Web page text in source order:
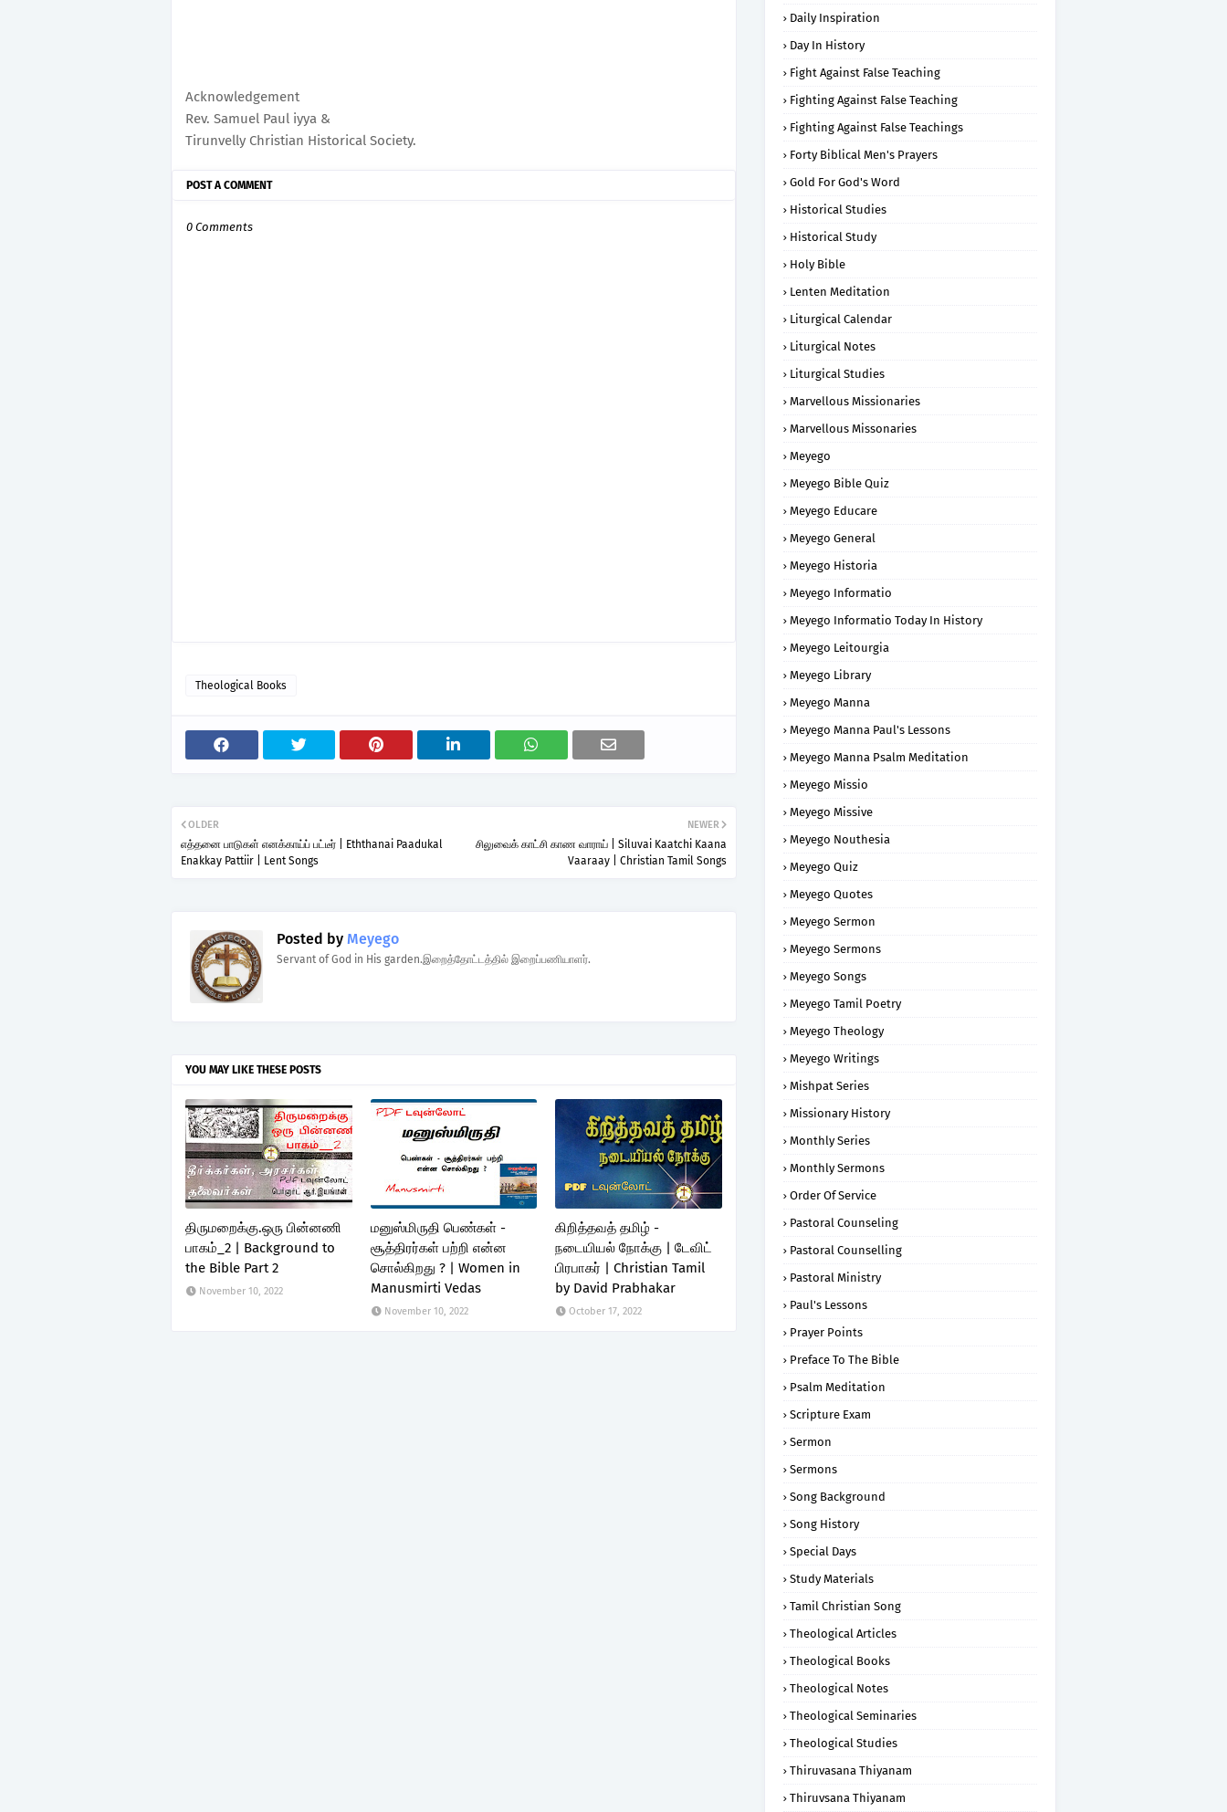
Acknowledgement
Rev. Samuel Paul iyya &
Tirunvelly Christian Historical Society.
POST A COMMENT
0 Comments
Theological Books
NEWER
சிலுவைக் காட்சி காண வாராய் | Siluvai Kaatchi Kaana
Vaaraay | Christian Tamil Songs
OLDER
எத்தனை பாடுகள் எனக்காய்ப் பட்டீர் | Eththanai Paadukal
Enakkay Pattiir | Lent Songs
Posted by Meyego
Servant of God in His garden.இறைத்தோட்டத்தில் இறைப்பணியாளர்.
YOU MAY LIKE THESE POSTS
திருமறைக்கு.ஒரு பின்னணி
பாகம்_2 | Background to
the Bible Part 2
November 10, 2022
மனுஸ்மிருதி பெண்கள் -
சூத்திரர்கள் பற்றி என்ன
சொல்கிறது ? | Women in
Manusmirti Vedas
November 10, 2022
கிறித்தவத் தமிழ் -
நடையியல் நோக்கு | டேவிட்
பிரபாகர் | Christian Tamil
by David Prabhakar
October 17, 2022
Daily Inspiration
Day In History
Fight Against False Teaching
Fighting Against False Teaching
Fighting Against False Teachings
Forty Biblical Men's Prayers
Gold For God's Word
Historical Studies
Historical Study
Holy Bible
Lenten Meditation
Liturgical Calendar
Liturgical Notes
Liturgical Studies
Marvellous Missionaries
Marvellous Missonaries
Meyego
Meyego Bible Quiz
Meyego Educare
Meyego General
Meyego Historia
Meyego Informatio
Meyego Informatio Today In History
Meyego Leitourgia
Meyego Library
Meyego Manna
Meyego Manna Paul's Lessons
Meyego Manna Psalm Meditation
Meyego Missio
Meyego Missive
Meyego Nouthesia
Meyego Quiz
Meyego Quotes
Meyego Sermon
Meyego Sermons
Meyego Songs
Meyego Tamil Poetry
Meyego Theology
Meyego Writings
Mishpat Series
Missionary History
Monthly Series
Monthly Sermons
Order Of Service
Pastoral Counseling
Pastoral Counselling
Pastoral Ministry
Paul's Lessons
Prayer Points
Preface To The Bible
Psalm Meditation
Scripture Exam
Sermon
Sermons
Song Background
Song History
Special Days
Study Materials
Tamil Christian Song
Theological Articles
Theological Books
Theological Notes
Theological Seminaries
Theological Studies
Thiruvasana Thiyanam
Thiruvsana Thiyanam